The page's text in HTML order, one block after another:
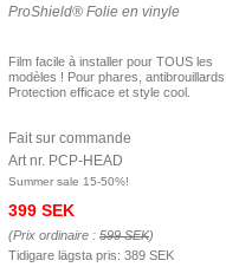
ProShield® Folie en vinyle
Film facile à installer pour TOUS les
modèles ! Pour phares, antibrouillards.
Protection efficace et style cool.
Fait sur commande
Art nr. PCP-HEAD
Summer sale 15-50%!
399 SEK
(Prix ordinaire : 599 SEK)
Tidigare lägsta pris: 389 SEK